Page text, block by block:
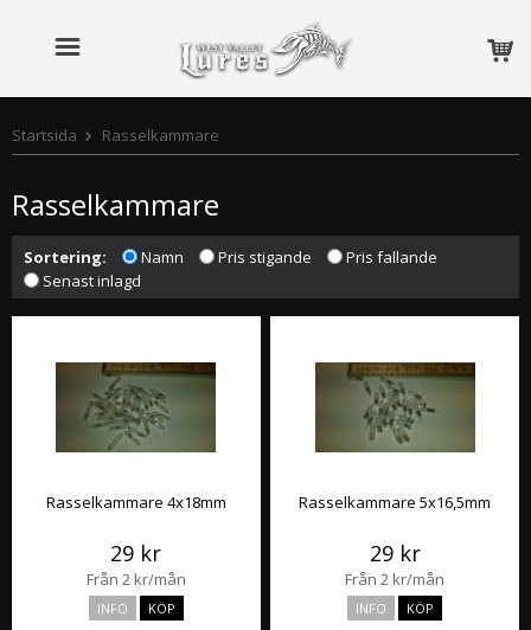
Startsida Rasselkammare
Rasselkammare
Sortering: Namn Pris stigande
Pris fallande
Senast inlagd
Rasselkammare 4x18mm
29 kr
Från 2 kr/mån
INFO KÖP
Rasselkammare 5x16,5mm
29 kr
Från 2 kr/mån
INFO KÖP